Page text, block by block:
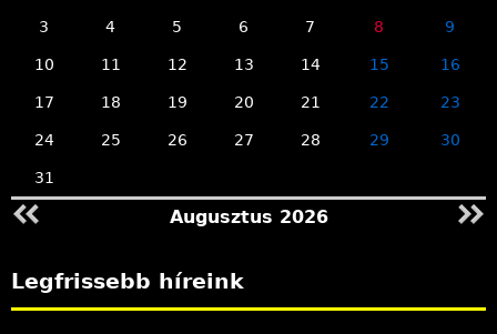
3 4 5 6 7 8 9
10 11 12 13 14 15 16
17 18 19 20 21 22 23
24 25 26 27 28 29 30
31
Augusztus 2026
Legfrissebb híreink